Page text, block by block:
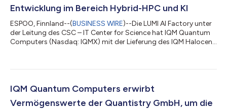
Entwicklung im Bereich Hybrid-HPC und KI
ESPOO, Finnland--(BUSINESS WIRE)--Die LUMI AI Factory unter
der Leitung des CSC – IT Center for Science hat IQM Quantum
Computers (Nasdaq: IQMX) mit der Lieferung des IQM Halocene
Hochleistungsrechnen, künstliche Intelligenz und
erste und fortschrittlichste supraleitende Vor-Ort-
Quantencomputer seiner Art, der Quantenfehlerkorr...
IQM Quantum Computers erwirbt
Vermögenswerte der Quantistry GmbH, um die